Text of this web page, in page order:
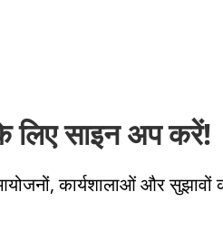
लिए साइन अप करें!
कार्यशालाओं और सुझावों